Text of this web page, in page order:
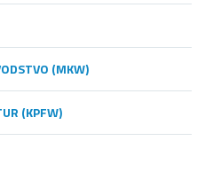
(MKW)
(KPFW)